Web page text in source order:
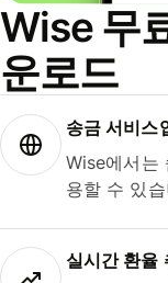
Wise 무
운로드
송금 서비스
Wise에서는
용할 수 있
실시간 환율